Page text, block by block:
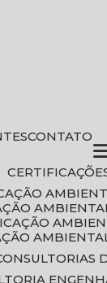
CONTATO
CONSULTORIAS